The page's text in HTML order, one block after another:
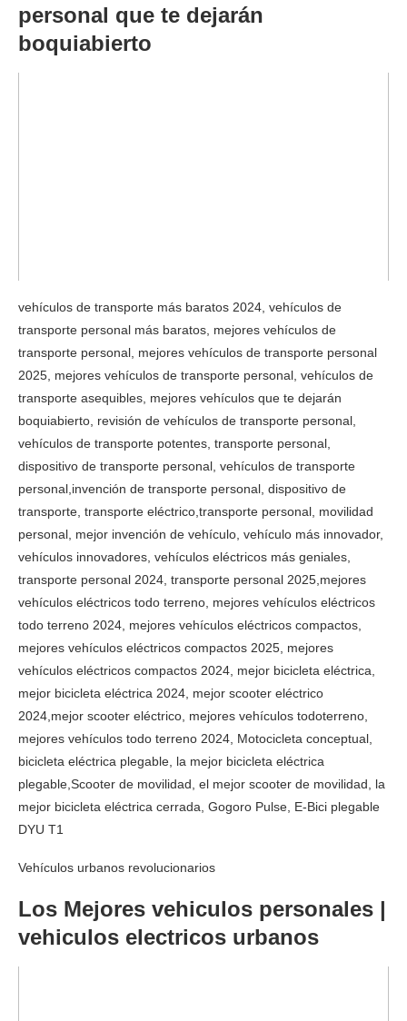
personal que te dejarán
boquiabierto
vehículos de transporte más baratos 2024, vehículos de
transporte personal más baratos, mejores vehículos de
transporte personal, mejores vehículos de transporte personal
2025, mejores vehículos de transporte personal, vehículos de
transporte asequibles, mejores vehículos que te dejarán
boquiabierto, revisión de vehículos de transporte personal,
vehículos de transporte potentes, transporte personal,
dispositivo de transporte personal, vehículos de transporte
personal,invención de transporte personal, dispositivo de
transporte, transporte eléctrico,transporte personal, movilidad
personal, mejor invención de vehículo, vehículo más innovador,
vehículos innovadores, vehículos eléctricos más geniales,
transporte personal 2024, transporte personal 2025,mejores
vehículos eléctricos todo terreno, mejores vehículos eléctricos
todo terreno 2024, mejores vehículos eléctricos compactos,
mejores vehículos eléctricos compactos 2025, mejores
vehículos eléctricos compactos 2024, mejor bicicleta eléctrica,
mejor bicicleta eléctrica 2024, mejor scooter eléctrico
2024,mejor scooter eléctrico, mejores vehículos todoterreno,
mejores vehículos todo terreno 2024, Motocicleta conceptual,
bicicleta eléctrica plegable, la mejor bicicleta eléctrica
plegable,Scooter de movilidad, el mejor scooter de movilidad, la
mejor bicicleta eléctrica cerrada, Gogoro Pulse, E-Bici plegable
DYU T1
Vehículos urbanos revolucionarios
Los Mejores vehiculos personales |
vehiculos electricos urbanos